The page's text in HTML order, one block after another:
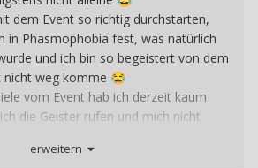
mich mit!😁
dem Event so richtig durchstarten,
in Phasmophobia fest, was natürlich
und ich bin so begeistert von dem
nicht weg komme 😂
vom Event hab ich derzeit kaum
die Geister rufen und mich nicht
erweitern